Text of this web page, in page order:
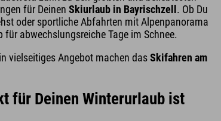
für Deinen Skiurlaub in Bayrischzell . Ob Du
oder sportliche Abfahrten mit Alpenpanorama
abwechslungsreiche Tage im Schnee.
vielseitiges Angebot machen dasSkifahren am
für Deinen Winterurlaub ist